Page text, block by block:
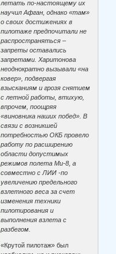
летать по-настоящему их
научил Афган, однако «там»
о своих достижениях в
пилотаже предпочитали не
распространяться –
запреты оставались
запретами. Харитонова
неоднократно вызывали «на
ковер», подвергая
взысканиям и грозя снятием
с летной работы, втихую,
впрочем, поощряя
«виновника наших побед». В
связи с возникшей
потребностью ОКБ провело
работу по расширению
области допустимых
режимов полета Ми-8, а
совместно с ЛИИ -по
увеличению предельного
взлетного веса за счет
изменения техники
пилотирования и
выполнения взлета с
разбегом.
«Крутой пилотаж» был